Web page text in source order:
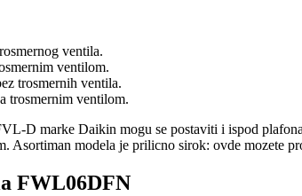
ventila.
ventilom.
trosmernih ventila.
trosmernim ventilom.
D marke Daikin mogu se postaviti i ispod
Asortiman modela je prilicno sirok: ovde mozete
FWL06DFN